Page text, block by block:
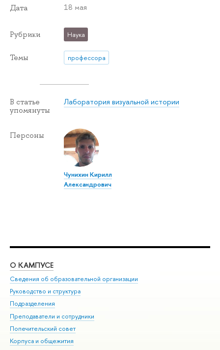
Дата 18 мая
Рубрики Наука
Темы профессора
В статье
упомянуты
Лаборатория визуальной истории
Персоны
Чунихин Кирилл
Александрович
О КАМПУСЕ
Сведения об образовательной организации
Руководство и структура
Подразделения
Преподаватели и сотрудники
Попечительский совет
Корпуса и общежития